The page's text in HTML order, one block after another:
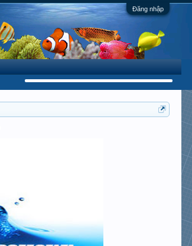
Đăng nhập